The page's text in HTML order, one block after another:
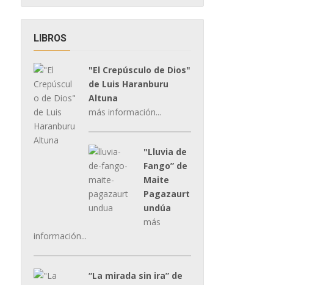
LIBROS
"El Crepúsculo de Dios"
de Luis Haranburu
Altuna
más información...
"Lluvia de
Fango” de
Maite
Pagazaurt
undúa
más
información...
“La mirada sin ira” de